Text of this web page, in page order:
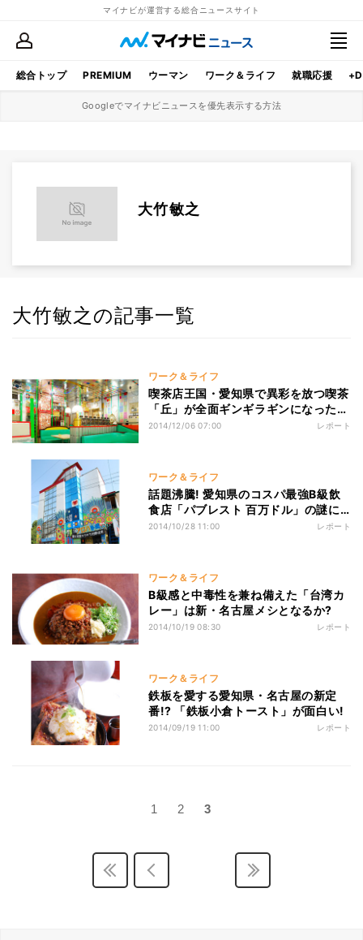
マイナビが運営する総合ニュースサイト
総合トップ PREMIUM ウーマン ワーク＆ライフ 就職応援
Googleでマイナビニュースを優先表示する方法
大竹敏之
大竹敏之の記事一覧
ワーク＆ライフ
喫茶店王国・愛知県で異彩を放つ喫茶
「丘」が全面ギンギラギンになった理
由
2014/12/06 07:00 レポート
ワーク＆ライフ
話題沸騰! 愛知県のコスパ最強B級飲
食店「パブレスト 百万ドル」の謎に
迫る
2014/10/28 11:00 レポート
ワーク＆ライフ
B級感と中毒性を兼ね備えた「台湾カ
レー」は新・名古屋メシとなるか?
2014/10/19 08:30 レポート
ワーク＆ライフ
鉄板を愛する愛知県・名古屋の新定
番!? 「鉄板小倉トースト」が面白い!
2014/09/19 11:00 レポート
1 2 3